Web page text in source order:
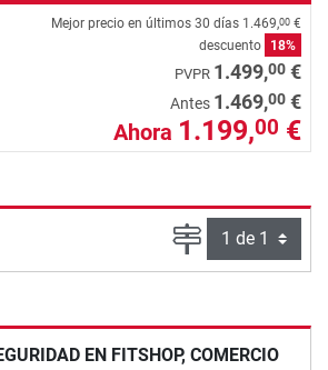
Mejor precio en últimos 30 días 1.469,00 €
descuento
18%
PVPR 1.499,00 €
Antes 1.469,00 €
Ahora 1.199,00 €
Página
EN FITSHOP, COMERCIO